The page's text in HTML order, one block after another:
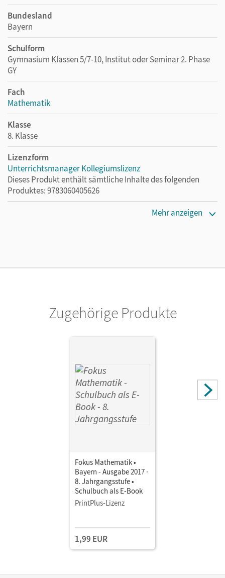
Bundesland
Bayern
Schulform
Gymnasium Klassen 5/7-10, Institut oder Seminar 2. Phase
GY
Fach
Mathematik
Klasse
8. Klasse
Lizenzform
Unterrichtsmanager Kollegiumslizenz
Dieses Produkt enthält sämtliche Inhalte des folgenden
Produktes: 9783060405626
Unterrichtsmanagers solange das Lehrwerk erhältlich ist.
Mehr anzeigen
Zugehörige Produkte
Fokus Mathematik •
Bayern - Ausgabe 2017 ·
8. Jahrgangsstufe •
Schulbuch als E-Book
PrintPlus-Lizenz
1,99 EUR